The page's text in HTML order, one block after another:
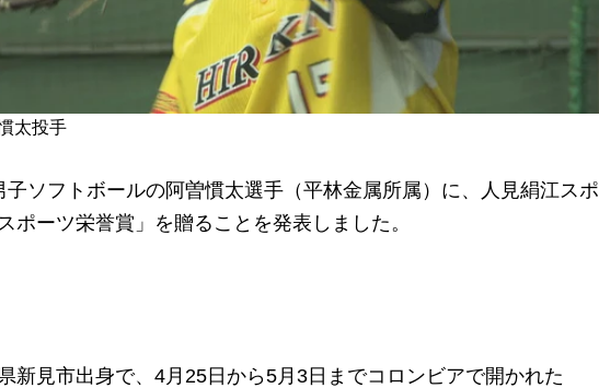
太投手
ソフトボールの阿曽慣太選手（平林金属所属）に、人見絹江スポ
ポーツ栄誉賞」を贈ることを発表しました。
新見市出身で、4月25日から5月3日までコロンビアで開かれた